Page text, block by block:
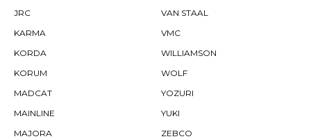
JRC
KARMA
KORDA
KORUM
MADCAT
MAINLINE
MAJORA
VAN STAAL
VMC
WILLIAMSON
WOLF
YOZURI
YUKI
ZEBCO